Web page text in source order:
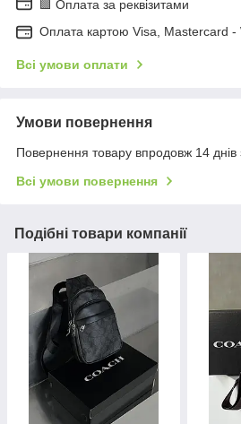
🟩 Оплата за реквізитами
Оплата картою Visa, Mastercard -
Всі умови оплати
Умови повернення
Повернення товару впродовж 14 днів
Всі умови повернення
Подібні товари компанії